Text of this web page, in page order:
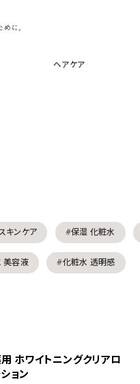
ヘアケア
キンケア #保湿 化粧水
美容液 #化粧水 透明感
ホワイトニングクリアロ
ョン